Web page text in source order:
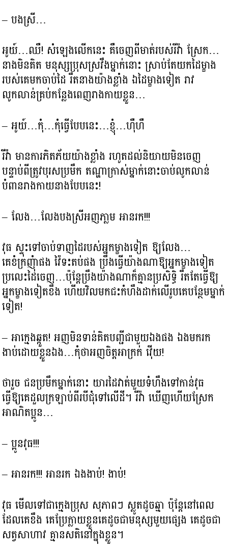
– បងស្រី…
អូយ៍…ឈឺ! សំឡេងលើកនេះ គឺចេញពីមាត់របស់រីវ៉ា​ ស្រែក…
នាងមិនគិត មនុស្សប្រុសស្រវឹងម្នាក់នោះ ស្រាប់តែយកដៃម្ខាង
របស់គេមកចាប់ដៃ រឹតនាងយ៉ាងខ្លាំង ឯដៃម្ខាងទៀត រាវ
លូកលាន់គ្រប់កន្លែងពេញរាងកាយខ្លួន…
– អូយ៍…កុំ…កុំធ្វើបែបនេះ…ខ្ញុំ…ហ៊ឺហឺ
រីវ៉ា មានការភិតភ័យយ៉ាងខ្លាំង រហូតដល់និយាយមិនចេញ
បន្ទាប់ពីត្រូវបុរសប្រមឹក តណ្ហាក្រាស់ម្នាក់នោះចាប់លូកលាន់
បំពានរាងកាយនាងបែបនេះ!
– លែង…លែងបងស្រីអញភា្លម អានរក!!!
វុធ ស្ទុះទៅចាប់ទាញដៃរបស់អ្នកម្ខាងទៀត ឱ្យលែង…
គេខំក្រញុំាផង វ៉ៃទះតប់ផង ប្រឹងធ្វើយ៉ាងណាឱ្យអ្នកម្ខាងទៀត
ប្រលេះដៃចេញ…ប៉ុន្ដែប្រឹងយ៉ាងណាក៏គ្មានប្រសិទ្ធិ រឹតតែធ្វើឱ្យ
អ្នកម្ខាងទៀតខឹង ហើយវិលមកជះកំហឹងដាក់លើរូបគេបន្ថែមម្នាក់
ទៀត!
– អាក្មេងឆ្កួត! អញមិនទាន់គិតបញ្ជីជាមួយឯងផង ឯងមករក
ងាប់ដោយខ្លួនឯង…កុំថាអញចិត្តអាក្រក់ វ៉ើយ!
ថារួច ជនប្រមឹកម្នាក់នោះ យារដៃវាត់មួយទំហឹងទៅកាន់វុធ
ធ្វើឱ្យគេដួលក្រឡាប់ពីរបីជុំទៅលើដី។ រីវ៉ា ឃើញហើយស្រែក
អាណិតប្អូន…
– ប្អូនវុធ!!!
– អានរក!!! អានរក ឯងងាប់! ងាប់!
វុធ មើលទៅជាក្មេងប្រុស សុភាពៗ ស្លូតដូចឆ្មា ប៉ុន្តែនៅពេល
ដែលគេខឹង គេប្រែក្លាយខ្លួនគេដូចជាមនុស្សមួយផ្សេង គេដូចជា
សត្វសាហាវ គ្មានសតិនៅក្នុងខ្លួន។